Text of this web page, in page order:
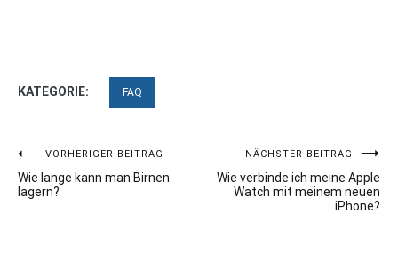
KATEGORIE: FAQ
Beitragsnavigation
VORHERIGER BEITRAG
Wie lange kann man Birnen
lagern?
NÄCHSTER BEITRAG
Wie verbinde ich meine Apple
Watch mit meinem neuen
iPhone?